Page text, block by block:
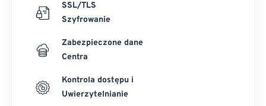
SSL/TLS
Szyfrowanie
Zabezpieczone dane
Centra
Kontrola dostępu i
Uwierzytelnianie